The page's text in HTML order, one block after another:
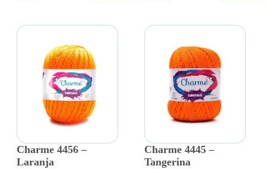
Charme 4456 –
Laranja
Charme 4445 –
Tangerina